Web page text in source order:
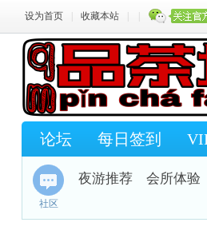
设为首页 收藏本站
论坛 每日签到
社区
夜游推荐 会所体验